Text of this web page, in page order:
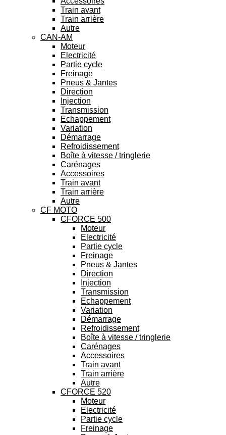
Train avant
Train arrière
Autre
CAN-AM
Moteur
Electricité
Partie cycle
Freinage
Pneus & Jantes
Direction
Injection
Transmission
Echappement
Variation
Démarrage
Refroidissement
Boîte à vitesse / tringlerie
Carénages
Accessoires
Train avant
Train arrière
Autre
CF MOTO
CFORCE 500
Moteur
Electricité
Partie cycle
Freinage
Pneus & Jantes
Direction
Injection
Transmission
Echappement
Variation
Démarrage
Refroidissement
Boîte à vitesse / tringlerie
Carénages
Accessoires
Train avant
Train arrière
Autre
CFORCE 520
Moteur
Electricité
Partie cycle
Freinage